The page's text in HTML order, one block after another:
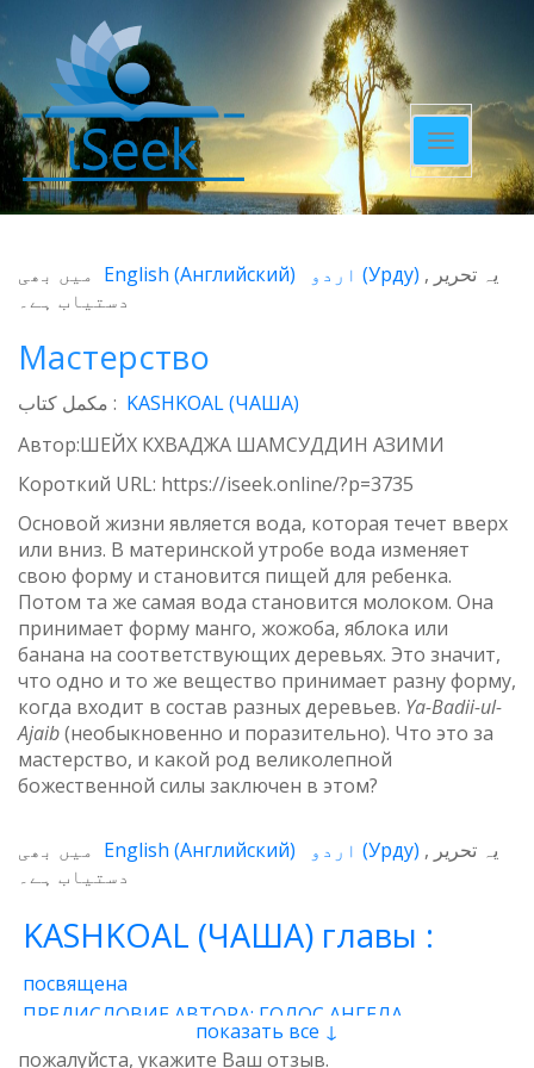
Toggle
navigation
یہ تحریر (Урду)
English (Английский)
میں بھی
دستیاب ہے۔
Мастерство
مکمل کتاب : KASHKOAL (ЧАША)
Автор:ШЕЙХ КХВАДЖА ШАМСУДДИН АЗИМИ
Короткий URL: https://iseek.online/?p=3735
Основой жизни является вода, которая течет вверх
или вниз. В материнской утробе вода изменяет
свою форму и становится пищей для ребенка.
Потом та же самая вода становится молоком. Она
принимает форму манго, жожоба, яблока или
банана на соответствующих деревьях. Это значит,
что одно и то же вещество принимает разну форму,
когда входит в состав разных деревьев. Ya-Badii-ul-
Ajaib(необыкновенно и поразительно). Что это за
мастерство, и какой род великолепной
божественной силы заключен в этом?
یہ تحریر (Урду)
English (Английский)
میں بھی
دستیاب ہے۔
KASHKOAL (ЧАША) главы :
посвящена
ПРЕДИСЛОВИЕ АВТОРА: ГОЛОС АНГЕЛА
1 - Энергия
2 - Атом 3 - Восток и Запад
показать все ↓
пожалуйста, укажите Ваш отзыв.